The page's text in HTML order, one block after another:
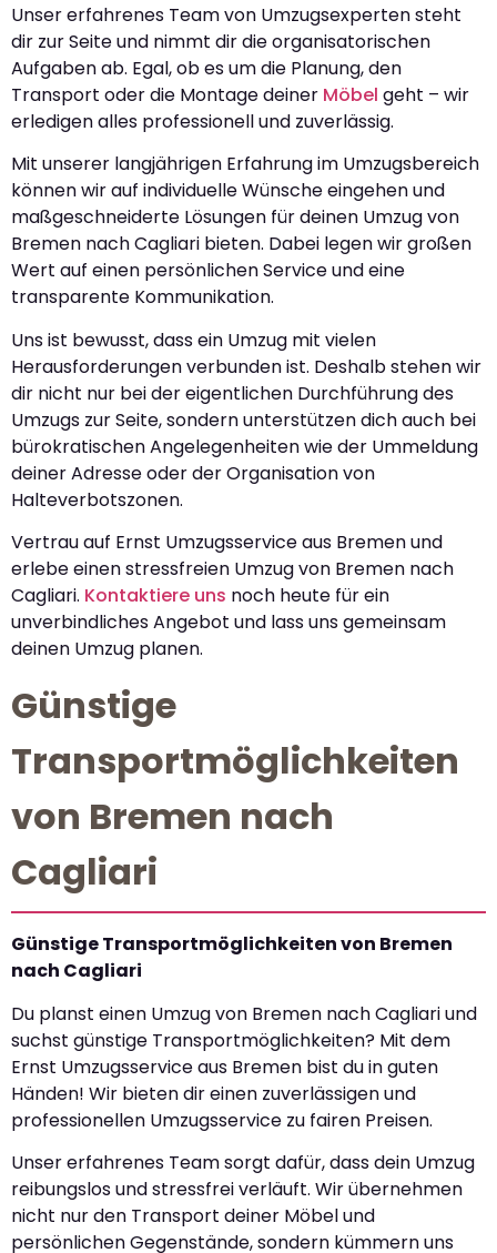
Unser erfahrenes Team von Umzugsexperten steht
dir zur Seite und nimmt dir die organisatorischen
Aufgaben ab. Egal, ob es um die Planung, den
Transport oder die Montage deiner Möbel geht – wir
erledigen alles professionell und zuverlässig.
Mit unserer langjährigen Erfahrung im Umzugsbereich
können wir auf individuelle Wünsche eingehen und
maßgeschneiderte Lösungen für deinen Umzug von
Bremen nach Cagliari bieten. Dabei legen wir großen
Wert auf einen persönlichen Service und eine
transparente Kommunikation.
Uns ist bewusst, dass ein Umzug mit vielen
Herausforderungen verbunden ist. Deshalb stehen wir
dir nicht nur bei der eigentlichen Durchführung des
Umzugs zur Seite, sondern unterstützen dich auch bei
bürokratischen Angelegenheiten wie der Ummeldung
deiner Adresse oder der Organisation von
Halteverbotszonen.
Vertrau auf Ernst Umzugsservice aus Bremen und
erlebe einen stressfreien Umzug von Bremen nach
Cagliari. Kontaktiere uns noch heute für ein
unverbindliches Angebot und lass uns gemeinsam
deinen Umzug planen.
Günstige
Transportmöglichkeiten
von Bremen nach
Cagliari
Günstige Transportmöglichkeiten von Bremen
nach Cagliari
Du planst einen Umzug von Bremen nach Cagliari und
suchst günstige Transportmöglichkeiten? Mit dem
Ernst Umzugsservice aus Bremen bist du in guten
Händen! Wir bieten dir einen zuverlässigen und
professionellen Umzugsservice zu fairen Preisen.
Unser erfahrenes Team sorgt dafür, dass dein Umzug
reibungslos und stressfrei verläuft. Wir übernehmen
nicht nur den Transport deiner Möbel und
persönlichen Gegenstände, sondern kümmern uns